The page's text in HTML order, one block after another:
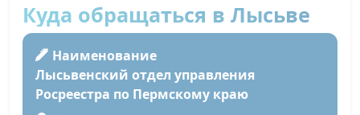
Куда обращаться в Лысьве
Наименование
Лысьвенский отдел управления
Росреестра по Пермскому краю